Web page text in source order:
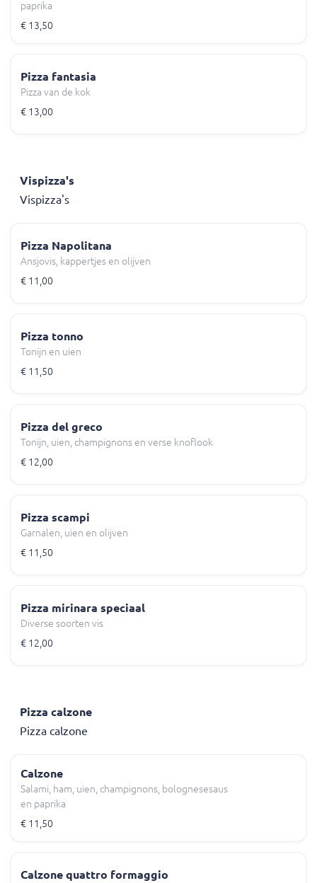
paprika
€ 13,50
Pizza fantasia
Pizza van de kok
€ 13,00
Vispizza's
Vispizza's
Pizza Napolitana
Ansjovis, kappertjes en olijven
€ 11,00
Pizza tonno
Tonijn en uien
€ 11,50
Pizza del greco
Tonijn, uien, champignons en verse knoflook
€ 12,00
Pizza scampi
Garnalen, uien en olijven
€ 11,50
Pizza mirinara speciaal
Diverse soorten vis
€ 12,00
Pizza calzone
Pizza calzone
Calzone
Salami, ham, uien, champignons, bolognesesaus
en paprika
€ 11,50
Calzone quattro formaggio